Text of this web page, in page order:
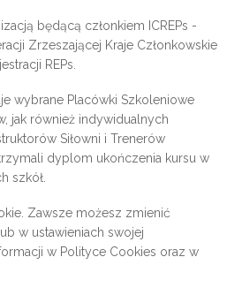
będącą członkiem ICREPs -
Zrzeszającej Kraje Członkowskie
REPs.
wybrane Placówki Szkoleniowe
jak również indywidualnych
Siłowni i Trenerów
dyplom ukończenia kursu w
szkół.
Zawsze możesz zmienić
lub w ustawieniach swojej
w Polityce Cookies oraz w